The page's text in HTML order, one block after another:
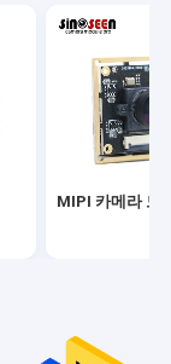
MIPI 카메라 모